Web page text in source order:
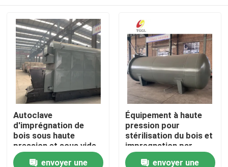
Maison
Produits
Vidéos
Autoclave
d'imprégnation de
bois sous haute
pression et sous vide
pour l'anticorrosion et
envoyer une
Équipement à haute
pression pour
stérilisation du bois et
impregnation par
corrosion
envoyer une